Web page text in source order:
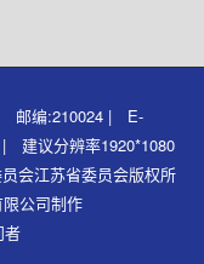
| 邮编:210024 | E-
| 建议分辨率1920*1080
会江苏省委员会版权所
公司制作
者